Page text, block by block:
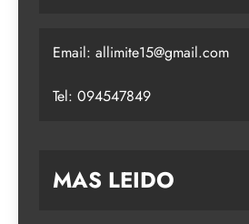
Email: allimite15@gmail.com
Tel: 094547849
MAS LEIDO